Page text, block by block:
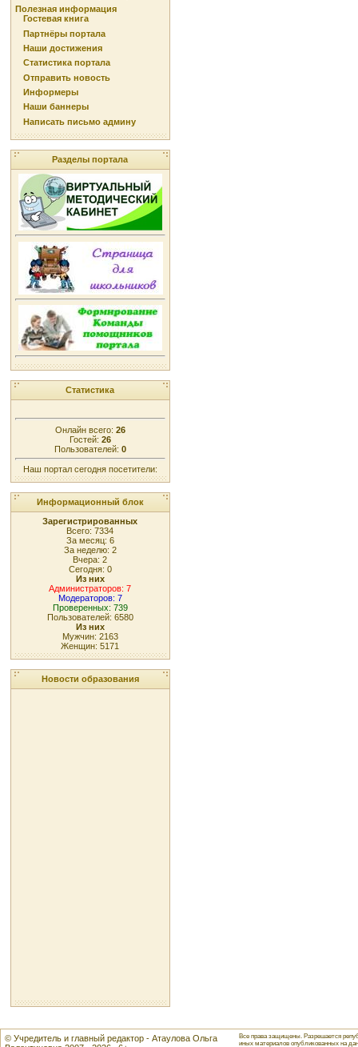
Полезная информация
Гостевая книга
Партнёры портала
Наши достижения
Статистика портала
Отправить новость
Информеры
Наши баннеры
Написать письмо админу
Разделы портала
Статистика
Онлайн всего: 26
Гостей: 26
Пользователей: 0
Наш портал сегодня посетители:
Информационный блок
Зарегистрированных
Всего: 7334
За месяц: 6
За неделю: 2
Вчера: 2
Сегодня: 0
Из них
Администраторов: 7
Модераторов: 7
Проверенных: 739
Пользователей: 6580
Из них
Мужчин: 2163
Женщин: 5171
Новости образования
© Учредитель и главный редактор - Атаулова Ольга
Все права защищены. Разрешается
иных материалов опубликованных на